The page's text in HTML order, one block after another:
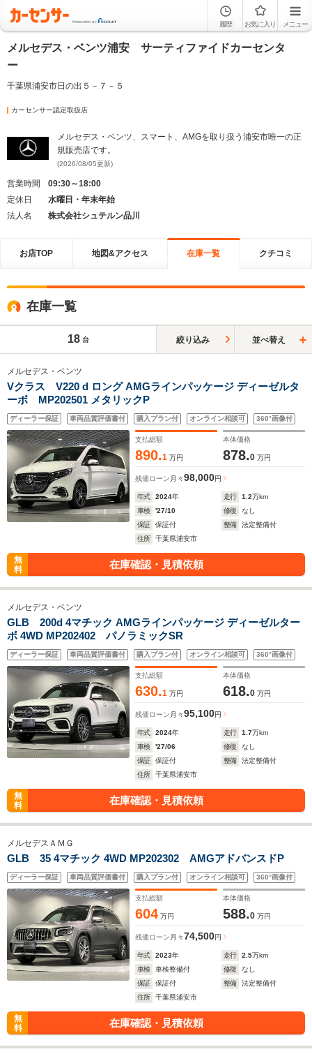
履歴 お気に入り メニュー
メルセデス・ベンツ浦安 サーティファイドカーセンタ
ー
千葉県浦安市日の出５－７－５
カーセンサー認定取扱店
メルセデス・ベンツ、スマート、AMGを取り扱う浦安市唯一の正
規販売店です。
(2026/08/05更新)
営業時間
09:30～18:00
定休日
水曜日・年末年始
法人名
株式会社シュテルン品川
お店TOP 地図&アクセス 在庫一覧 クチコミ
在庫一覧
18 台 絞り込み 並べ替え
メルセデス・ベンツ
Vクラス V220 d ロング AMGラインパッケージ ディーゼルタ
ーボ MP202501 メタリックP
ディーラー保証 車両品質評価書付 購入プラン付 オンライン相談可 360°画像付
支払総額
890.1 万円
本体価格
878.0 万円
残価ローン 月々98,000円
年式 2024年 走行 1.2万km
車検
'27/10 修復
なし
保証
保証付 整備
法定整備付
住所
千葉県浦安市
無
料
在庫確認・見積依頼
メルセデス・ベンツ
GLB 200d 4マチック AMGラインパッケージ ディーゼルター
ボ 4WD MP202402 パノラミックSR
ディーラー保証 車両品質評価書付 購入プラン付 オンライン相談可 360°画像付
支払総額
630.1 万円
本体価格
618.0 万円
残価ローン 月々95,100円
年式 2024年 走行 1.7万km
車検
'27/06 修復
なし
保証
保証付 整備
法定整備付
住所
千葉県浦安市
無
料
在庫確認・見積依頼
メルセデスＡＭＧ
GLB 35 4マチック 4WD MP202302 AMGアドバンスドP
ディーラー保証 車両品質評価書付 購入プラン付 オンライン相談可 360°画像付
支払総額
604 万円
本体価格
588.0 万円
残価ローン 月々74,500円
年式 2023年 走行 2.5万km
車検
車検整備付 修復
なし
保証
保証付 整備
法定整備付
住所
千葉県浦安市
無
料
在庫確認・見積依頼